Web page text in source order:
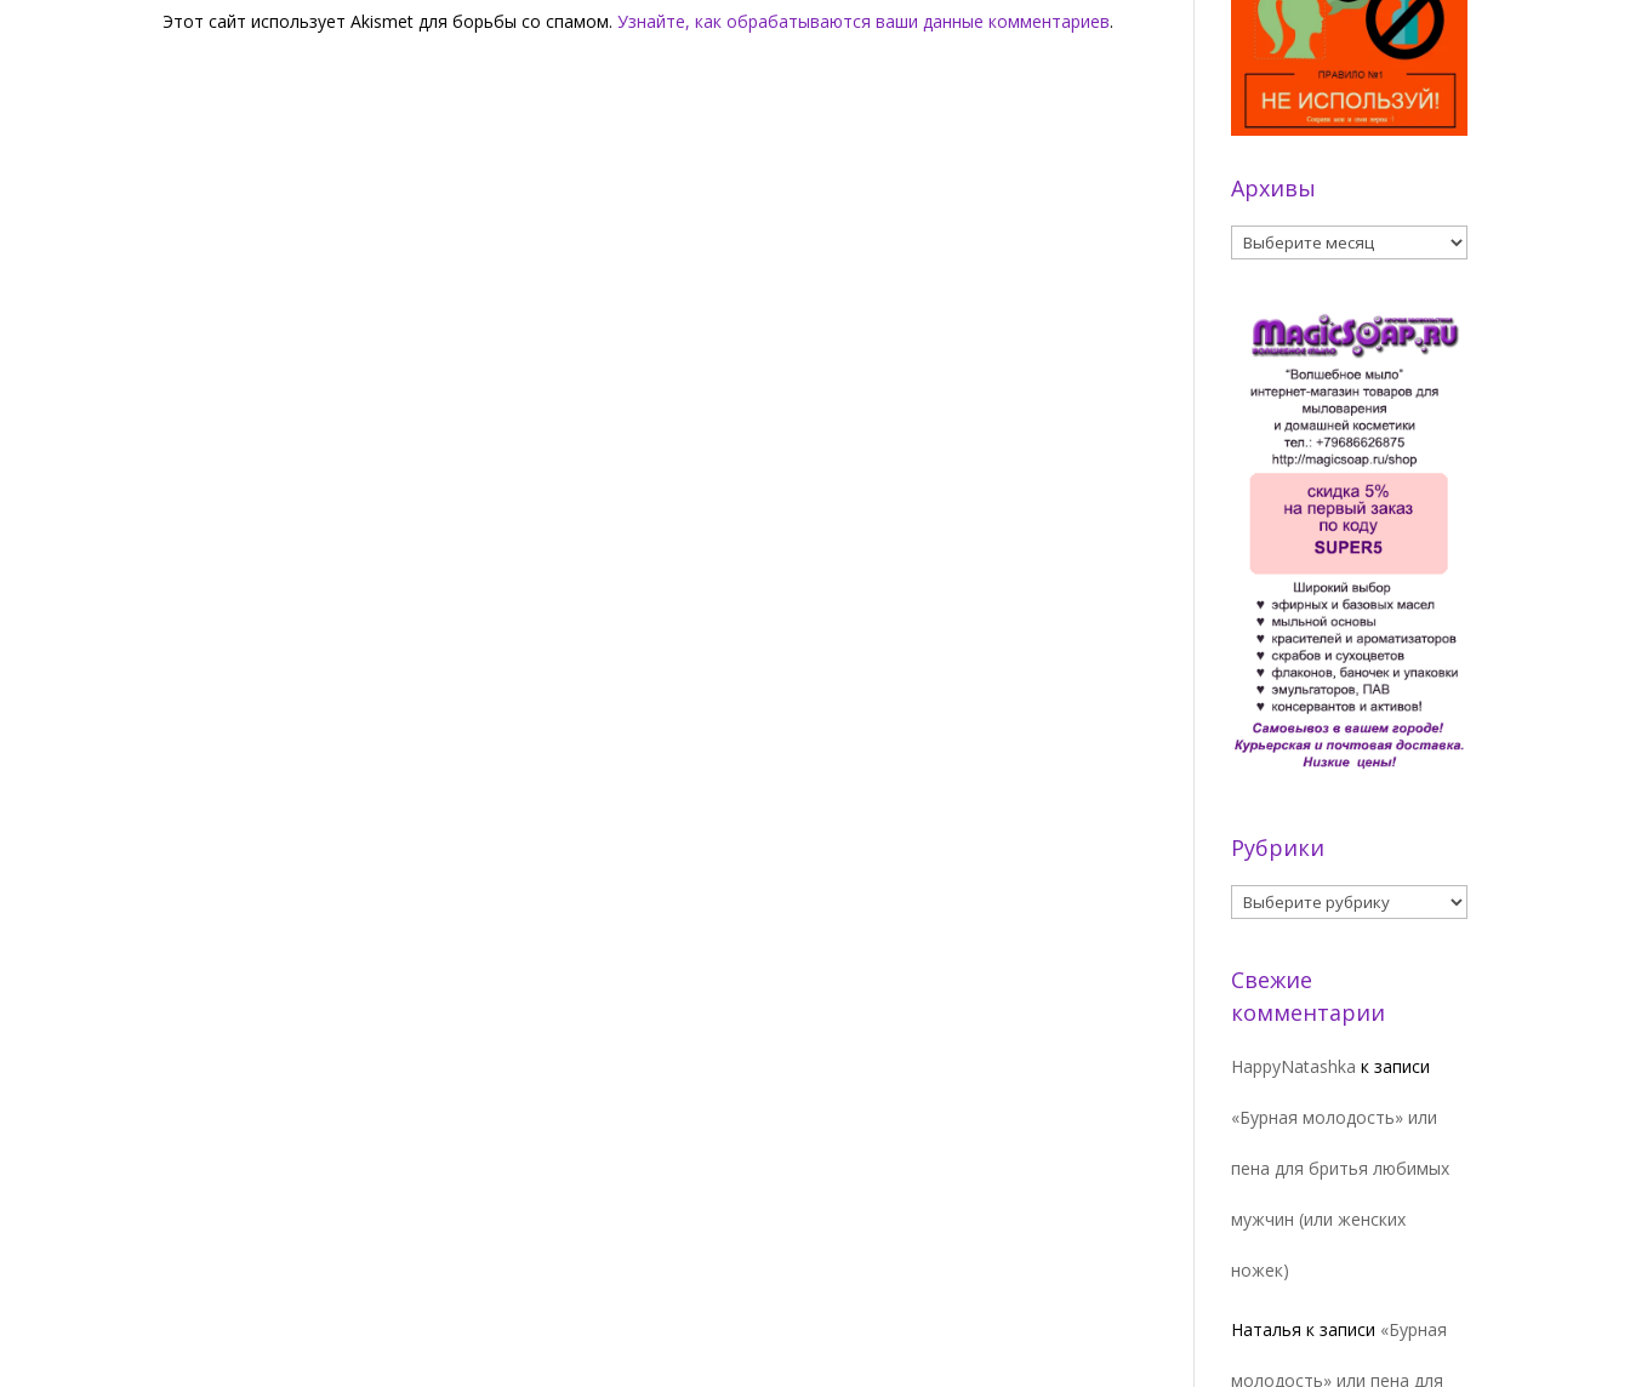
Этот сайт использует Akismet для борьбы со спамом.Узнайте, как обрабатываются ваши данные комментариев.
Архивы
Архивы
Рубрики
Рубрики
Свежие
комментарии
HappyNatashka к записи
«Бурная молодость» или
пена для бритья любимых
мужчин (или женских
ножек)
Наталья к записи «Бурная
молодость» или пена для